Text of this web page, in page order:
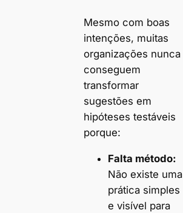
Mesmo com boas
intenções, muitas
organizações nunca
conseguem
transformar
sugestões em
hipóteses testáveis
porque:
Falta método:
Não existe uma
prática simples
e visível para